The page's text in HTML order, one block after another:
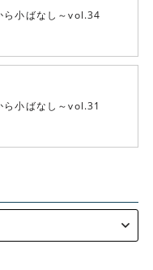
ら小ばなし～vol.34
ら小ばなし～vol.31